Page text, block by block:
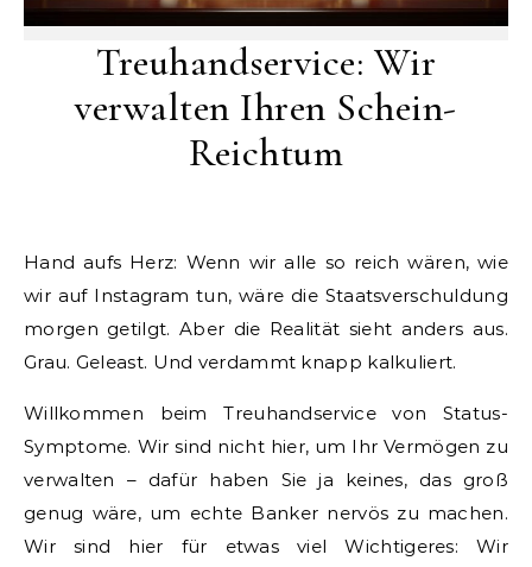
Treuhandservice: Wir
verwalten Ihren Schein-
Reichtum
Hand aufs Herz: Wenn wir alle so reich wären, wie
wir auf Instagram tun, wäre die Staatsverschuldung
morgen getilgt. Aber die Realität sieht anders aus.
Grau. Geleast. Und verdammt knapp kalkuliert.
Willkommen beim Treuhandservice von Status-
Symptome. Wir sind nicht hier, um Ihr Vermögen zu
verwalten – dafür haben Sie ja keines, das groß
genug wäre, um echte Banker nervös zu machen.
Wir sind hier für etwas viel Wichtigeres: Wir